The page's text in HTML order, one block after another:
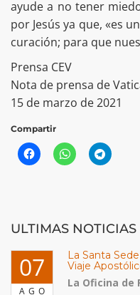
ayude a no tener
por Jesús ya que, «es
curación; para que
Prensa CEV
Nota de prensa de
15 de marzo de 2021
Compartir
ULTIMAS NOTICIAS
07
AGO
La Santa
Viaje
La Oficina de